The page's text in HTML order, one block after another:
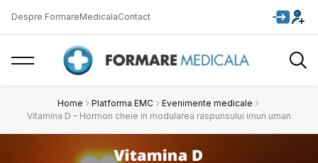
Despre FormareMedicalaContact
Home Platforma EMC
Evenimente medicale
Vitamina D – Hormon cheie in modularea raspunsului imun uman